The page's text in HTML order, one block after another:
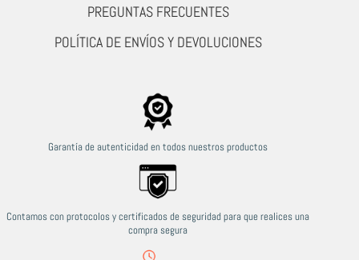
PREGUNTAS FRECUENTES
POLÍTICA DE ENVÍOS Y DEVOLUCIONES
Garantía de autenticidad en todos nuestros productos
Contamos con protocolos y certificados de seguridad para que realices una
compra segura